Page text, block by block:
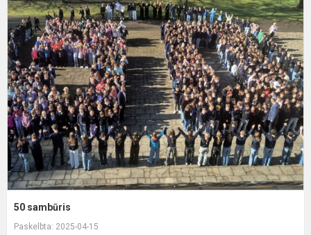
50 sambūris
Paskelbta: 2025-04-15